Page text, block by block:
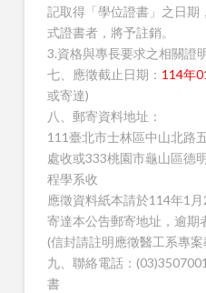
記取得「學位證書」之日期
式證書者，將予註銷。
3.資格與專長要求之相關證
七、應徵截止日期： 114年
或寄達)
八、郵寄資料地址：
111臺北市士林區中山北路
處收或333桃園市龜山區德
程學系收
應徵資料紙本請於114年1
寄達本公告郵寄地址，逾期
(信封請註明應徵醫工系專案
九、聯絡電話：
書